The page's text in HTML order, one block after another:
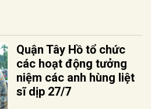
Quận Tây Hồ tổ chức
các hoạt động tưởng
niệm các anh hùng liệt
sĩ dịp 27/7